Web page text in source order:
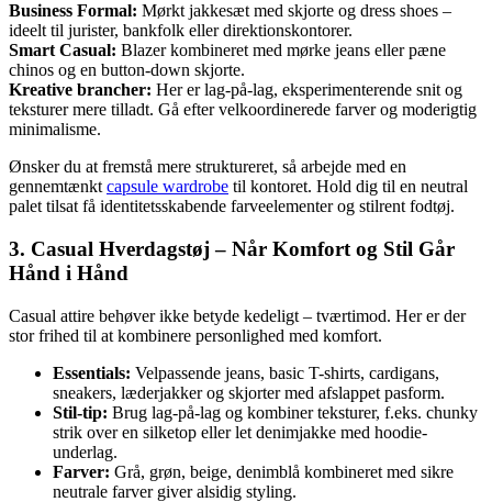
Business Formal: Mørkt jakkesæt med skjorte og dress shoes –
ideelt til jurister, bankfolk eller direktionskontorer.
Smart Casual: Blazer kombineret med mørke jeans eller pæne
chinos og en button-down skjorte.
Kreative brancher: Her er lag-på-lag, eksperimenterende snit og
teksturer mere tilladt. Gå efter velkoordinerede farver og moderigtig
minimalisme.
Ønsker du at fremstå mere struktureret, så arbejde med en
gennemtænkt capsule wardrobe til kontoret. Hold dig til en neutral
palet tilsat få identitetsskabende farveelementer og stilrent fodtøj.
3. Casual Hverdagstøj – Når Komfort og Stil Går
Hånd i Hånd
Casual attire behøver ikke betyde kedeligt – tværtimod. Her er der
stor frihed til at kombinere personlighed med komfort.
Essentials: Velpassende jeans, basic T-shirts, cardigans,
sneakers, læderjakker og skjorter med afslappet pasform.
Stil-tip: Brug lag-på-lag og kombiner teksturer, f.eks. chunky
strik over en silketop eller let denimjakke med hoodie-
underlag.
Farver: Grå, grøn, beige, denimblå kombineret med sikre
neutrale farver giver alsidig styling.